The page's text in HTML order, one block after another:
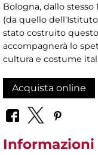
Bologna, dallo
(da quello
stato costruito
accompagnerà lo
cultura e costume
Acquista online
Informazioni